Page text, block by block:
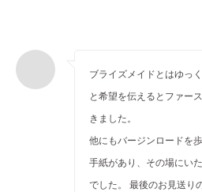
ブライズメイドとはゆっ
と希望を伝えるとファー
きました。
他にもバージンロードを
手紙があり、その場にい
でした。 最後のお見送り